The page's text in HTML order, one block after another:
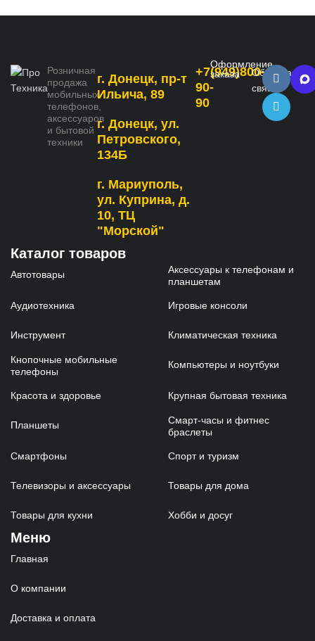
Розничная
продажа
мобильных
телефонов,
аксессуаров
и бытовой
техники
г. Донецк, пр-т
Ильича, 89
г. Донецк, ул.
Петровского,
134Б
г. Мариуполь,
ул. Куприна, д.
10, ТЦ
"Морской"
+7(949)800-
90-
90
Оформление
заказа
Обратная
связь
Каталог товаров
Автотовары
Аксессуары к телефонам и
планшетам
Аудиотехника Игровые консоли
Инструмент Климатическая техника
Кнопочные мобильные
телефоны
Компьютеры и ноутбуки
Красота и здоровье Крупная бытовая техника
Планшеты
Смарт-часы и фитнес
браслеты
Смартфоны Спорт и туризм
Телевизоры и аксессуары Товары для дома
Товары для кухни Хобби и досуг
Меню
Главная
О компании
Доставка и оплата